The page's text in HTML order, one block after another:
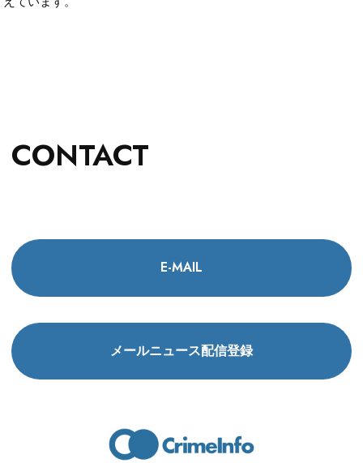
CONTACT
E-MAIL
メールニュース配信登録